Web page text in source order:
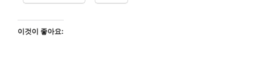
이것이 좋아요: